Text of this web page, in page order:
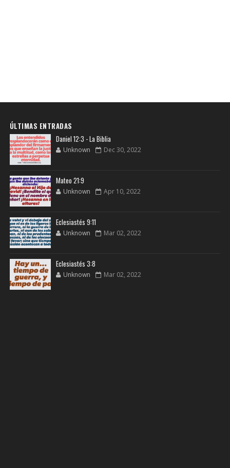
ÚLTIMAS ENTRADAS
Daniel 12:3 - La Biblia
Unknown Dec 30, 2022
Mateo 21:9
Unknown Apr 10, 2022
Eclesiastés 9:11
Unknown Mar 02, 2022
Eclesiastés 3:8
Unknown Mar 02, 2022